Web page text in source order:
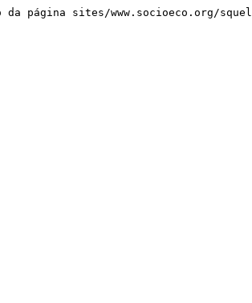
da página sites/www.socioeco.org/